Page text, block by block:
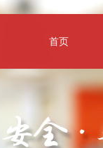
首页